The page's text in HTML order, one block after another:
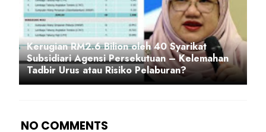
Kerugian RM2.6 Bilion oleh 40 Syarikat
Subsidiari Agensi Persekutuan – Kelemahan
Tadbir Urus atau Risiko Pelaburan?
NO COMMENTS